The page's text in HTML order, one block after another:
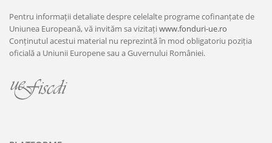
Pentru informații detaliate despre celelalte programe cofinanțate de
Uniunea Europeană, vă invităm sa vizitațiwww.fonduri-ue.ro
Conținutul acestui material nu reprezintă în mod obligatoriu poziția
oficială a Uniunii Europene sau a Guvernului României.